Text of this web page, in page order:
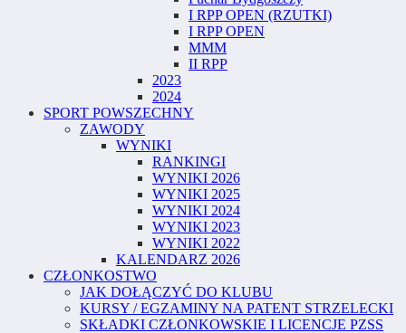
I RPP OPEN (RZUTKI)
I RPP OPEN
MMM
II RPP
2023
2024
SPORT POWSZECHNY
ZAWODY
WYNIKI
RANKINGI
WYNIKI 2026
WYNIKI 2025
WYNIKI 2024
WYNIKI 2023
WYNIKI 2022
KALENDARZ 2026
CZŁONKOSTWO
JAK DOŁĄCZYĆ DO KLUBU
KURSY / EGZAMINY NA PATENT STRZELECKI
SKŁADKI CZŁONKOWSKIE I LICENCJE PZSS